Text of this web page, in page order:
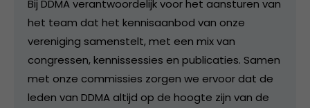
Bij DDMA verantwoordelijk voor het aansturen van
het team dat het kennisaanbod van onze
vereniging samenstelt, met een mix van
congressen, kennissessies en publicaties. Samen
met onze commissies zorgen we ervoor dat de
leden van DDMA altijd op de hoogte zijn van de